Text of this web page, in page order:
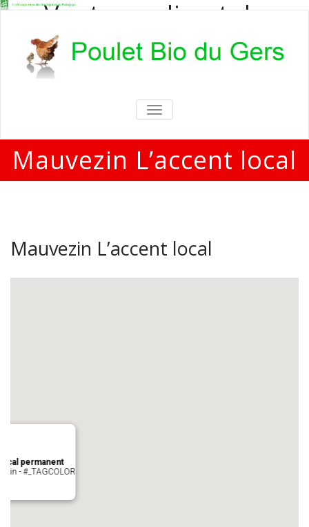
Vente en direct de
poulets bio
Vente en direct de poulets bio aux
particuliers et professionnels
TOGGLE
NAVIGATION
Mauvezin L’accent local
Mauvezin L’accent local
permanent
- #_TAGCOLOR